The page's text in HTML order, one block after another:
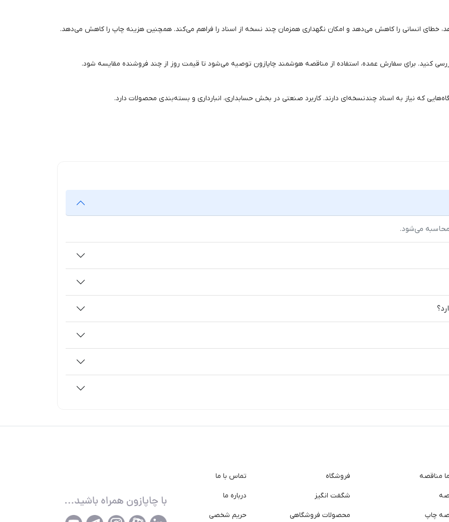
خطای انسانی را کاهش می‌دهد و امکان نگهداری همزمان چند نسخه از اسناد را فراهم می‌کند. همچنین هزینه چاپ را کاهش می‌دهد.
کنید. برای سفارش عمده، استفاده از مناقصه هوشمند چاپازون توصیه می‌شود تا قیمت روز از چند فروشنده مقایسه شود.
که نیاز به اسناد چندنسخه‌ای دارند. کاربرد صنعتی در بخش حسابداری، انبارداری و بسته‌بندی محصولات دارد.
می‌شود.
مناقصه
چاپ
فروشگاه
شگفت انگیز
محصولات فروشگاهی
تماس با ما
درباره ما
حریم شخصی